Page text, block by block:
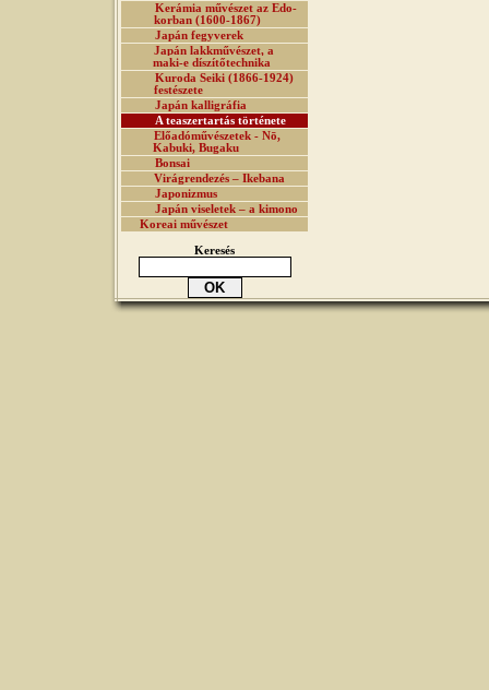
Kerámia művészet az Edo-
korban (1600-1867)
Japán fegyverek
Japán lakkművészet, a
maki-e díszítőtechnika
Kuroda Seiki (1866-1924)
festészete
Japán kalligráfia
A teaszertartás története
Előadóművészetek - Nō,
Kabuki, Bugaku
Bonsai
Virágrendezés – Ikebana
Japonizmus
Japán viseletek – a kimono
Koreai művészet
Keresés